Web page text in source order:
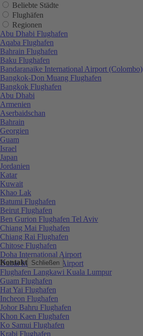
Kontakt Schließen
Beliebte Städte
Flughäfen
Regionen
Abu Dhabi Flughafen
Aqaba Flughafen
Bahrain Flughafen
Baku Flughafen
Bandaranaike International Airport (Colombo)
Bangkok-Don Muang Flughafen
Bangkok Flughafen
Abu Dhabi
Armenien
Aserbaidschan
Bahrain
Georgien
Guam
Israel
Japan
Jordanien
Katar
Kuwait
Khao Lak
Batumi Flughafen
Beirut Flughafen
Ben Gurion Flughafen Tel Aviv
Chiang Mai Flughafen
Chiang Rai Flughafen
Chitose Flughafen
Doha International Airport
Dubai International Airport
Flughafen Langkawi Kuala Lumpur
Guam Flughafen
Hat Yai Flughafen
Incheon Flughafen
Johor Bahru Flughafen
Khon Kaen Flughafen
Ko Samui Flughafen
Krabi Flughafen